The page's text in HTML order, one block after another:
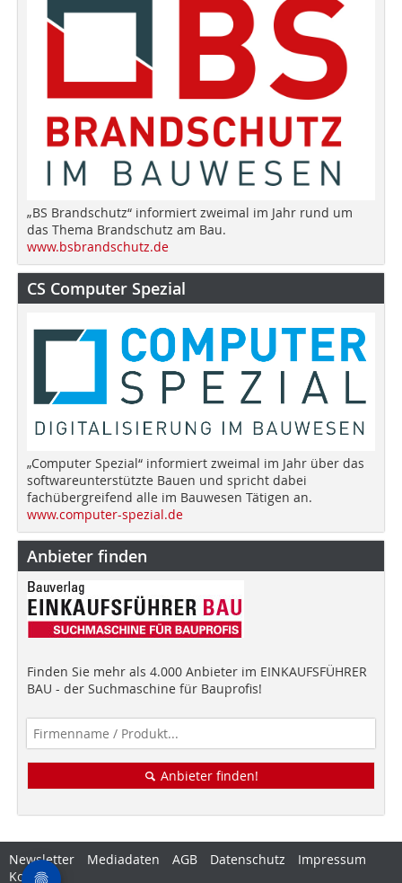
„BS Brandschutz“ informiert zweimal im Jahr rund um
das Thema Brandschutz am Bau.
www.bsbrandschutz.de
CS Computer Spezial
„Computer Spezial“ informiert zweimal im Jahr über das
softwareunterstützte Bauen und spricht dabei
fachübergreifend alle im Bauwesen Tätigen an.
www.computer-spezial.de
Anbieter finden
Finden Sie mehr als 4.000 Anbieter im EINKAUFSFÜHRER
BAU - der Suchmaschine für Bauprofis!
Anbieter finden!
Newsletter Mediadaten AGB Datenschutz
Impressum
Kontakt